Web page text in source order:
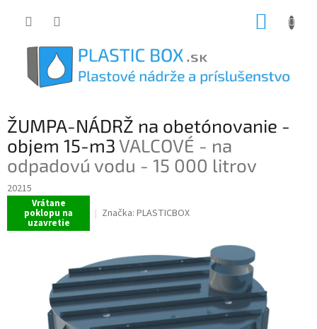
ŽUMPA-NÁDRŽ na obetónovanie -
objem 15-m3VALCOVÉ - na
odpadovú vodu - 15 000 litrov
20215
Vrátane
poklopu na
uzavretie
Značka: PLASTICBOX